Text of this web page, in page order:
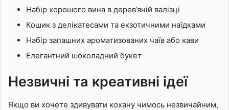
Набір хорошого вина в дерев’яній валізці
Кошик з делікатесами та екзотичними наїдками
Набір запашних ароматизованих чаїв або кави
Елегантний шоколадний букет
Незвичні та креативні ідеї
Якщо ви хочете здивувати кохану чимось незвичайним,